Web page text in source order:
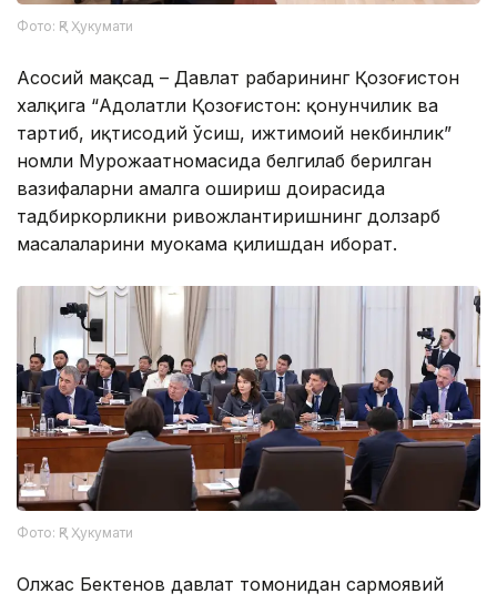
Фото: ҚР Ҳукумати
Асосий мақсад – Давлат раҳбарининг Қозоғистон
халқига “Адолатли Қозоғистон: қонунчилик ва
тартиб, иқтисодий ўсиш, ижтимоий некбинлик”
номли Мурожаатномасида белгилаб берилган
вазифаларни амалга ошириш доирасида
тадбиркорликни ривожлантиришнинг долзарб
масалаларини муҳокама қилишдан иборат.
Фото: ҚР Ҳукумати
Олжас Бектенов давлат томонидан сармоявий